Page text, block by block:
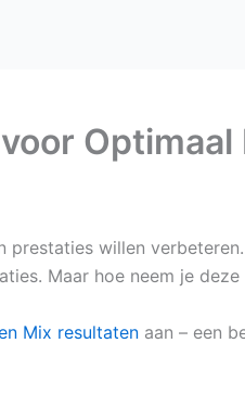
Optimaal
willen
Maar hoe neem je
Mix resultaten aan – een